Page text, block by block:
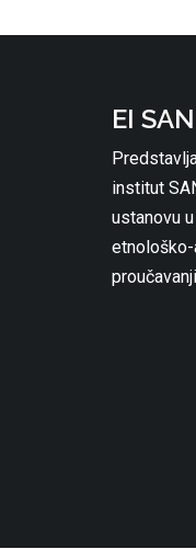
EI
institut
ustanovu